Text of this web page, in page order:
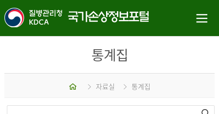
통계집
홈 자료실 통계집